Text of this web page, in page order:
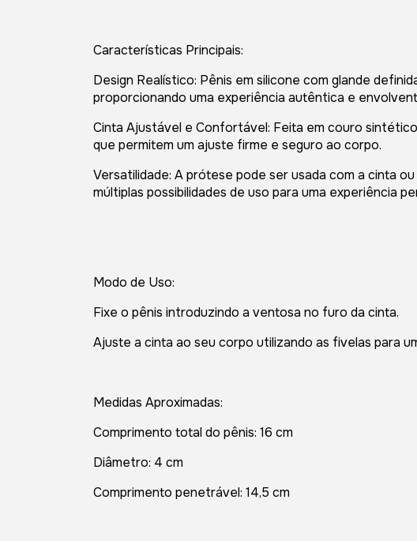
Características Principais:
Design Realístico: Pênis em silicone com glande
proporcionando uma experiência autêntica e
Cinta Ajustável e Confortável: Feita em couro
que permitem um ajuste firme e seguro ao corpo.
Versatilidade: A prótese pode ser usada com a cinta
múltiplas possibilidades de uso para uma experiência
Modo de Uso:
Fixe o pênis introduzindo a ventosa no furo da cinta.
Ajuste a cinta ao seu corpo utilizando as fivelas para
Medidas Aproximadas:
Comprimento total do pênis: 16 cm
Diâmetro: 4 cm
Comprimento penetrável: 14,5 cm